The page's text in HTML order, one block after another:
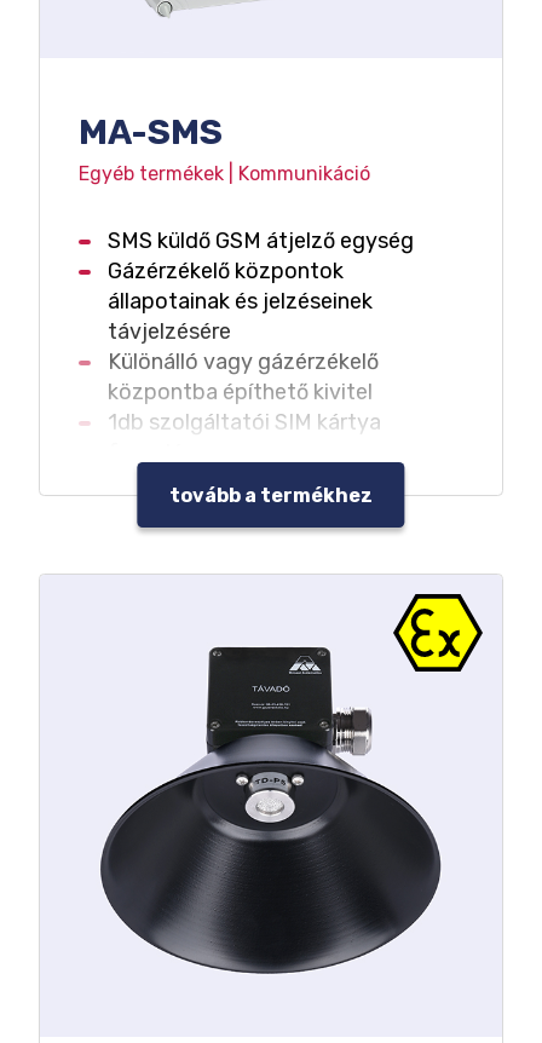
MA-SMS
Egyéb termékek | Kommunikáció
SMS küldő GSM átjelző egység
Gázérzékelő központok
állapotainak és jelzéseinek
távjelzésére
Különálló vagy gázérzékelő
központba építhető kivitel
1db szolgáltatói SIM kártya
Üzenetküldés maximum 8db
2db relé kimenet
tovább a termékhez